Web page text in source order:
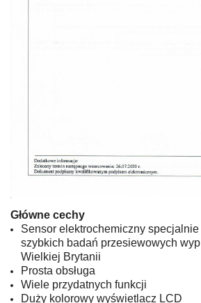
Główne cechy
Sensor elektrochemiczny
szybkich badań przesiewowych
Wielkiej Brytanii
Prosta obsługa
Wiele przydatnych funkcji
Duży kolorowy wyświetlacz LCD